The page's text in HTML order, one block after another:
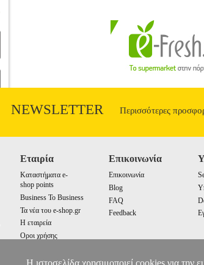
NEWSLETTER Περισσότερες
Εταιρία
Καταστήματα e-
shop points
Business To Business
Τα νέα του e-shop.gr
Η εταιρεία
Οροι χρήσης
Επικοινωνία
Επικοινωνία
Blog
FAQ
Feedback